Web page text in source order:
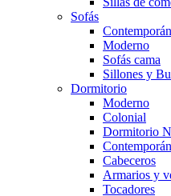
Sofás
Moderno
Sofás cama
Sillones y
Dormitorio
Moderno
Colonial
Dormitorio
Cabeceros
Armarios y
Tocadores